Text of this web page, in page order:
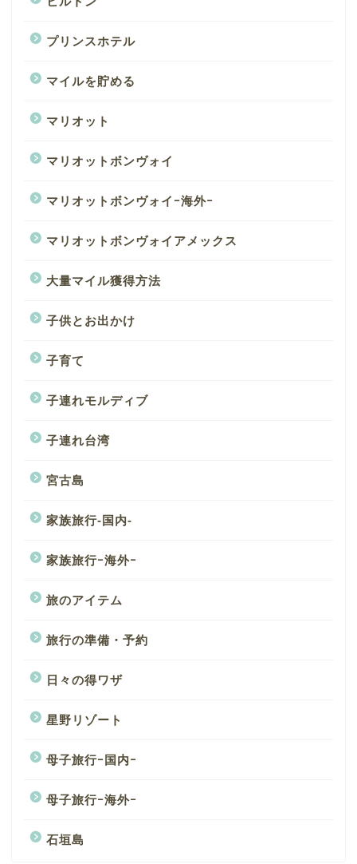
プリンスホテル
マイルを貯める
マリオット
マリオットボンヴォイ
マリオットボンヴォイｰ海外ｰ
マリオットボンヴォイアメックス
大量マイル獲得方法
子供とお出かけ
子育て
子連れモルディブ
子連れ台湾
宮古島
家族旅行-国内-
家族旅行ｰ海外ｰ
旅のアイテム
旅行の準備・予約
日々の得ワザ
星野リゾート
母子旅行ｰ国内ｰ
母子旅行ｰ海外ｰ
石垣島